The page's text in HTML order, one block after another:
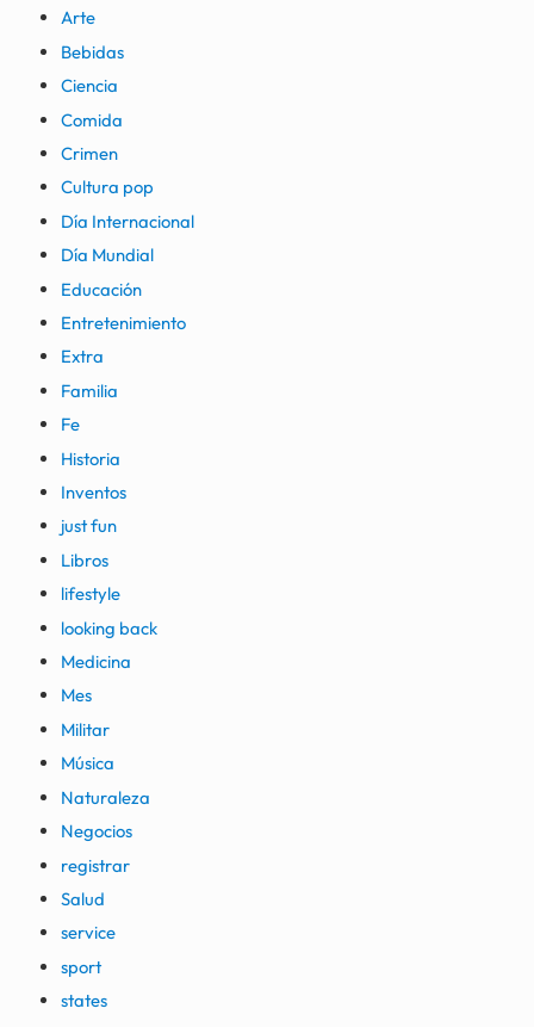
Arte
Bebidas
Ciencia
Comida
Crimen
Cultura pop
Día Internacional
Día Mundial
Educación
Entretenimiento
Extra
Familia
Fe
Historia
Inventos
just fun
Libros
lifestyle
looking back
Medicina
Mes
Militar
Música
Naturaleza
Negocios
registrar
Salud
service
sport
states